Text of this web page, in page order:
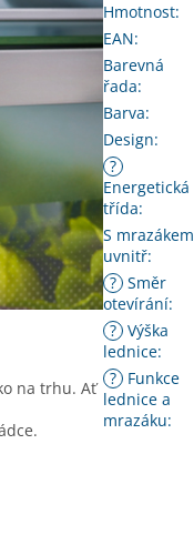
na trhu. Ať
Hmotnost:
EAN:
Barevná
řada:
Barva:
Design:
?
Energetická
třída:
S mrazákem
uvnitř:
? Směr
otevírání:
? Výška
lednice:
? Funkce
lednice a
mrazáku: